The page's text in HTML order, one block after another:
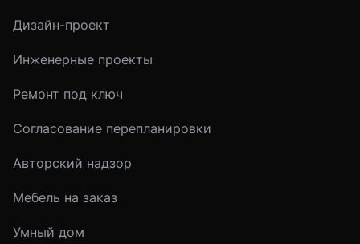
Дизайн-проект
Инженерные проекты
Ремонт под ключ
Согласование перепланировки
Авторский надзор
Мебель на заказ
Умный дом